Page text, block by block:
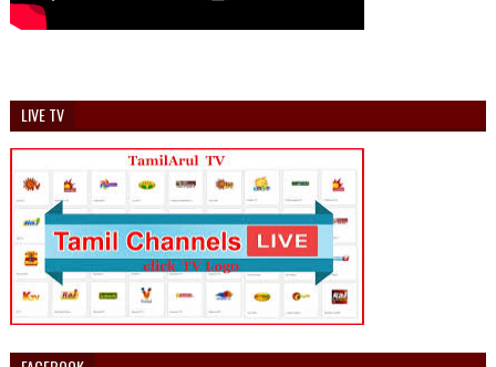
LIVE TV